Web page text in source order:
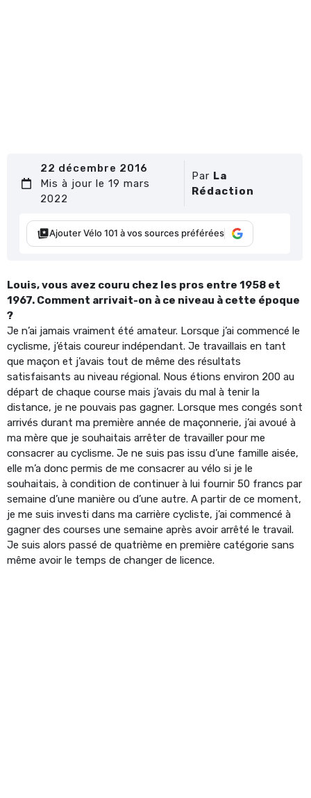
22 décembre 2016
Mis à jour le 19 mars
2022
Par La
Rédaction
Ajouter Vélo 101 à vos sources préférées
Louis, vous avez couru chez les pros entre 1958 et
1967. Comment arrivait-on à ce niveau à cette époque
?
Je n’ai jamais vraiment été amateur. Lorsque j’ai commencé le
cyclisme, j’étais coureur indépendant. Je travaillais en tant
que maçon et j’avais tout de même des résultats
satisfaisants au niveau régional. Nous étions environ 200 au
départ de chaque course mais j’avais du mal à tenir la
distance, je ne pouvais pas gagner. Lorsque mes congés sont
arrivés durant ma première année de maçonnerie, j’ai avoué à
ma mère que je souhaitais arrêter de travailler pour me
consacrer au cyclisme. Je ne suis pas issu d’une famille aisée,
elle m’a donc permis de me consacrer au vélo si je le
souhaitais, à condition de continuer à lui fournir 50 francs par
semaine d’une manière ou d’une autre. A partir de ce moment,
je me suis investi dans ma carrière cycliste, j’ai commencé à
gagner des courses une semaine après avoir arrêté le travail.
Je suis alors passé de quatrième en première catégorie sans
même avoir le temps de changer de licence.